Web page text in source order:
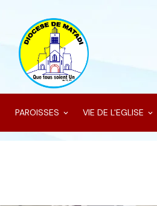
PAROISSES VIE DE L'EGLISE